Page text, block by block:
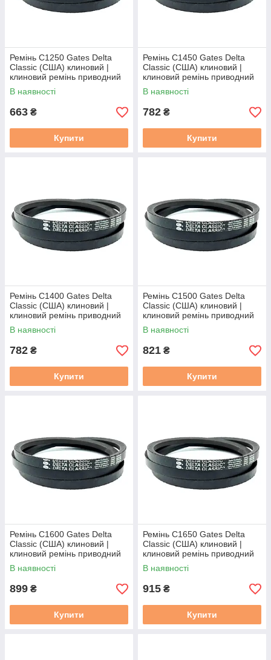
Ремінь C1250 Gates Delta
Classic (США) клиновий |
клиновий ремінь приводний
22/С 1250 / C47 / С(В)-1250
В наявності
663 ₴
Купити
Ремінь C1450 Gates Delta
Classic (США) клиновий |
клиновий ремінь приводний
22/С 1450 / C55 / С(В)-1450
В наявності
782 ₴
Купити
Ремінь C1400 Gates Delta
Classic (США) клиновий |
клиновий ремінь приводний
22/С 1400 / C53 / С(В)-1400
В наявності
782 ₴
Купити
Ремінь C1500 Gates Delta
Classic (США) клиновий |
клиновий ремінь приводний
22/C 1500 / C57 / С(В)-1500
В наявності
821 ₴
Купити
Ремінь C1600 Gates Delta
Classic (США) клиновий |
клиновий ремінь приводний
22/З 1600 / C61 / С(В)-1600
В наявності
899 ₴
Купити
Ремінь C1650 Gates Delta
Classic (США) клиновий |
клиновий ремінь приводний
22/С 1650 / C63 / С(В)-1650
В наявності
915 ₴
Купити